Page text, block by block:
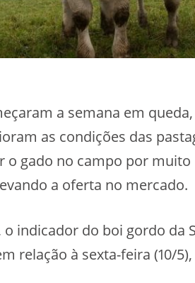
a semana em
as condições das
o gado no campo por
a oferta no mercado.
o indicador do boi gordo da
relação à sexta-feira (10/